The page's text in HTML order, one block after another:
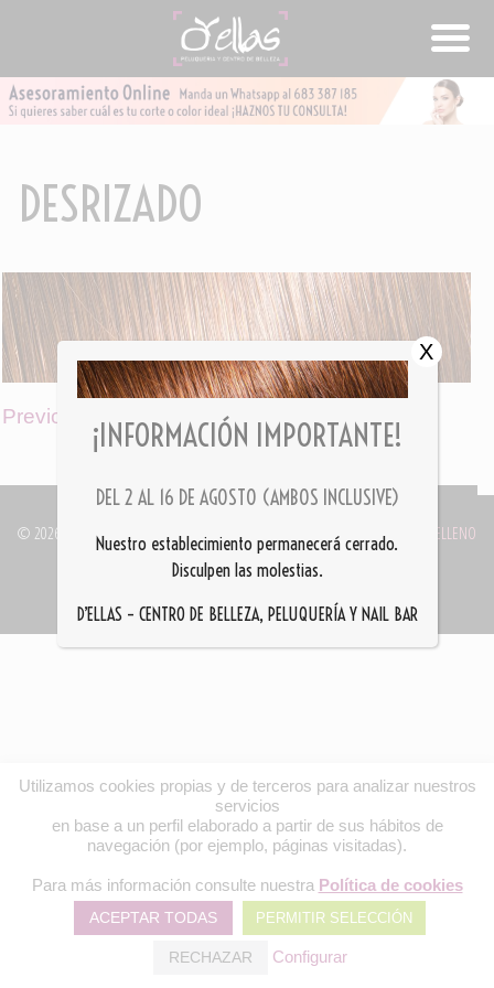
DESRIZADO
Previous Image / Next Image
© 2026 - PELUQUERÍA D'ELLAS ® 949 21 04 88 || WEB DESARROLLADA POR
DELLENO
POLÍTICA DE PRIVACIDAD Y AVISOS LEGALES
Utilizamos cookies propias y de terceros para analizar nuestros
servicios
en base a un perfil elaborado a partir de sus hábitos de
navegación (por ejemplo, páginas visitadas).
Para más información consulte nuestra Política de cookies
ACEPTAR TODAS PERMITIR SELECCIÓN
RECHAZAR Configurar
¡INFORMACIÓN IMPORTANTE!
DEL 2 AL 16 DE AGOSTO (AMBOS INCLUSIVE)
Nuestro establecimiento permanecerá cerrado.
Disculpen las molestias.
D’ELLAS – CENTRO DE BELLEZA, PELUQUERÍA Y NAIL BAR
X